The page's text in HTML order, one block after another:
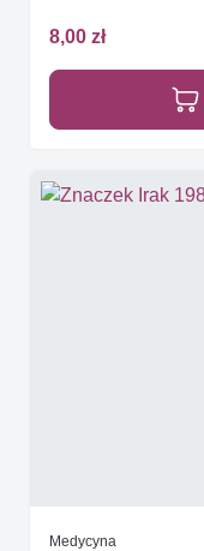
8,00 zł
Medycyna